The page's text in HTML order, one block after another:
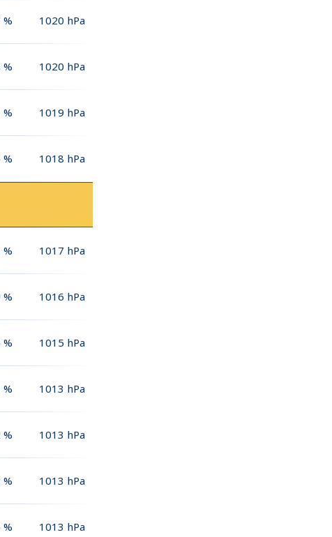
% 1020 hPa
% 1020 hPa
% 1019 hPa
% 1018 hPa
% 1017 hPa
% 1016 hPa
% 1015 hPa
% 1013 hPa
% 1013 hPa
% 1013 hPa
% 1013 hPa